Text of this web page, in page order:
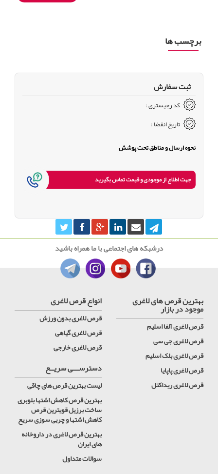
برچسب ها
ثبت سفارش
کد رجیستری :
تاریخ انقضا :
نحوه ارسال و مناطق تحت پوشش
جهت اطلاع از موجودی و قیمت تماس بگیرید
درشبکه های اجتماعی با ما همراه باشید
بهترین قرص های لاغری
موجود در بازار
قرص لاغری آلفا اسلیم
قرص لاغری جی سی
قرص لاغری بلک اسلیم
قرص لاغری پاپایا
قرص لاغری ریداکتل
انواع قرص لاغری
قرص لاغری بدون ورزش
قرص لاغری گیاهی
قرص لاغری خارجی
دسترســـی سریــع
لیست بهترین قرص های چاقی
بهترین قرص کاهش اشتها بلوبری
ساخت برزیل قویترین قرص
کاهش اشتها و چربی سوزی سریع
بهترین قرص لاغری در داروخانه
های ایران
سوالات متداول